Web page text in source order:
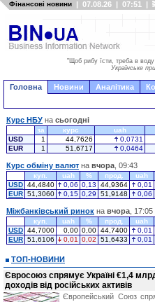
Фінансові новини | 07.08.26 | 07:51 |
"Щоб рибу їсти, треба в воду
Українське
Головна Новини Аналітика
Курс НБУ на сьогодні
за курс uah
USD
1 44,7626 0,0731
EUR
1 51,6717 0,0464
Курс обміну валют на вчора , 09:43
куп. uah % прод. uah
USD 44,4840 0,06 0,13 44,9364 0,01
EUR 51,3060 0,15 0,29 51,9148 0,06
Міжбанківський ринок на вчора , 17:05
куп. uah % прод. uah
USD 44,7000 0,00 0,00 44,7400 0,01
EUR 51,6106 0,01 0,02 51,6433 0,01
ТОП-НОВИНИ
Євросоюз спрямує Україні €1,4
доходів від російських активів
Європейський Союз